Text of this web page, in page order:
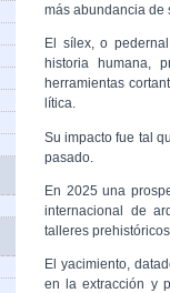
más abundancia de
El sílex, o
historia humana,
herramientas
lítica.
Su impacto fue tal
pasado.
En 2025 una
internacional de
talleres
El yacimiento,
en la extracción y